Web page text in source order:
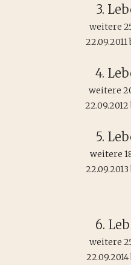
3.
weitere
22.09.2011
4.
weitere
22.09.2012
5.
weitere
22.09.2013
6.
weitere
22.09.2014